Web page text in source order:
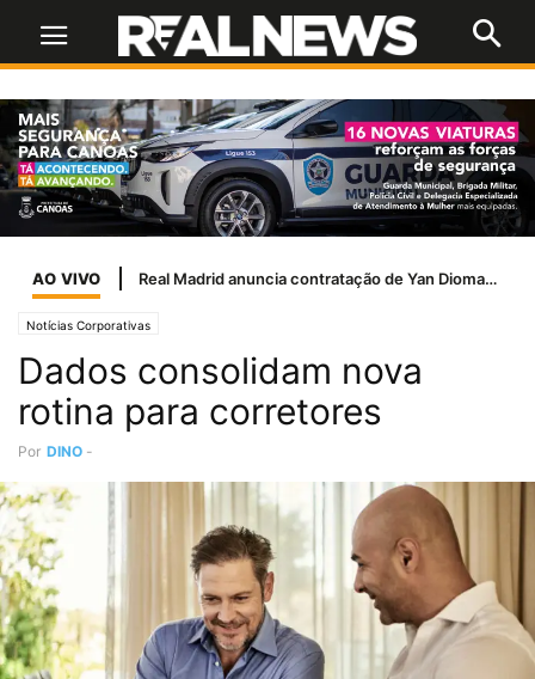
AO VIVO Iluminação lilás em campanha de combate à violência contra a mulher
Notícias Corporativas
Dados consolidam nova
rotina para corretores
Por DINO -